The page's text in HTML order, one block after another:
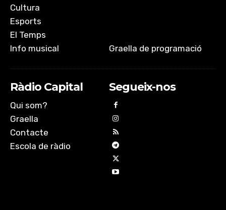
Cultura
Esports
El Temps
Info musical
Graella de programació
Ràdio Capital
Qui som?
Graella
Contacte
Escola de ràdio
Segueix-nos